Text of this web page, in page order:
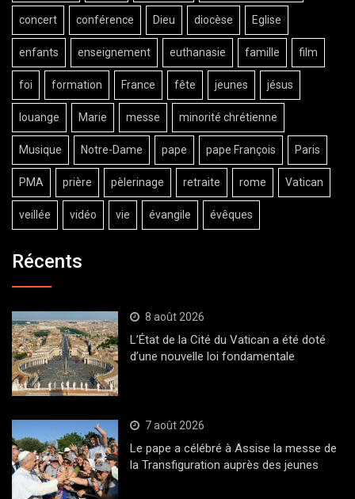
concert conférence Dieu diocèse Eglise
enfants enseignement euthanasie famille film
foi formation France fête jeunes jésus
louange Marie messe minorité chrétienne
Musique Notre-Dame pape pape François Paris
PMA prière pèlerinage retraite rome Vatican
veillée vidéo vie évangile évêques
Récents
8 août 2026
L’État de la Cité du Vatican a été doté
d’une nouvelle loi fondamentale
7 août 2026
Le pape a célébré à Assise la messe de
la Transfiguration auprès des jeunes